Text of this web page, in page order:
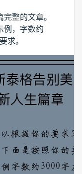
整的文章。
例，字数约
求。